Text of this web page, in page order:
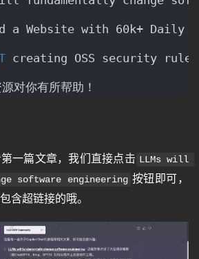
a Website with 60k+ Daily
creating OSS security rules
对你有所帮助！
一篇文章，我们直接点击 LLMs will
software engineering 按钮即可，
含超链接的哦。